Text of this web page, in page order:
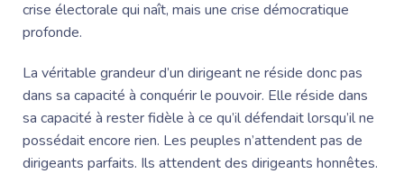
crise électorale qui naît, mais une crise démocratique
profonde.
La véritable grandeur d’un dirigeant ne réside donc pas
dans sa capacité à conquérir le pouvoir. Elle réside dans
sa capacité à rester fidèle à ce qu’il défendait lorsqu’il ne
possédait encore rien. Les peuples n’attendent pas de
dirigeants parfaits. Ils attendent des dirigeants honnêtes.